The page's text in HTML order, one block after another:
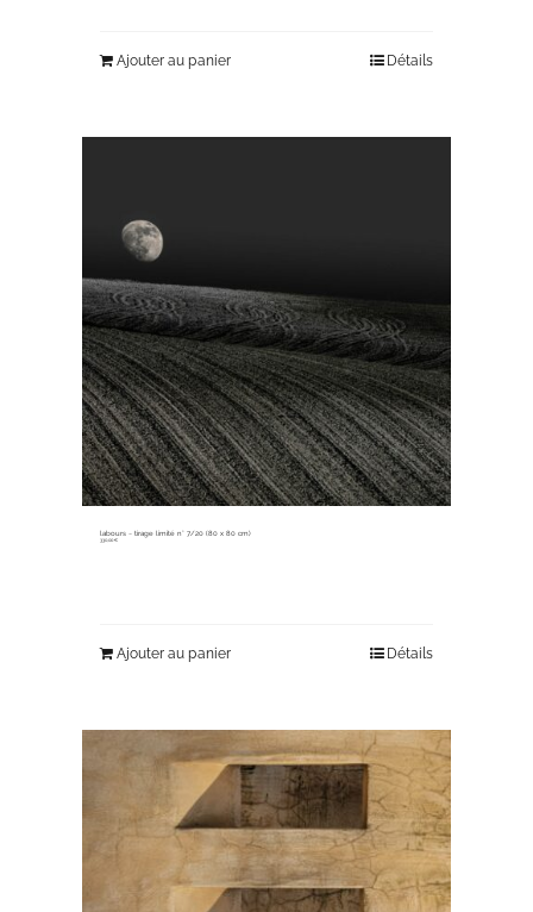
Ajouter au panier Détails
labours ~ tirage limité n° 7/20 (80 x 80 cm)
330,00€
Ajouter au panier Détails